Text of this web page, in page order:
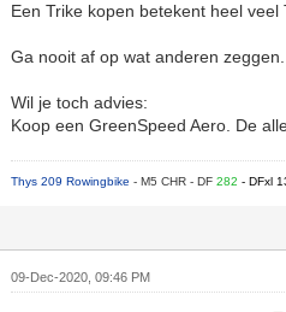
Een Trike kopen betekent heel veel
Ga nooit af op wat anderen
Wil je toch advies:
Koop een GreenSpeed Aero. De
Thys 209 Rowingbike- M5 CHR - DF282- DFxl
09-Dec-2020, 09:46 PM